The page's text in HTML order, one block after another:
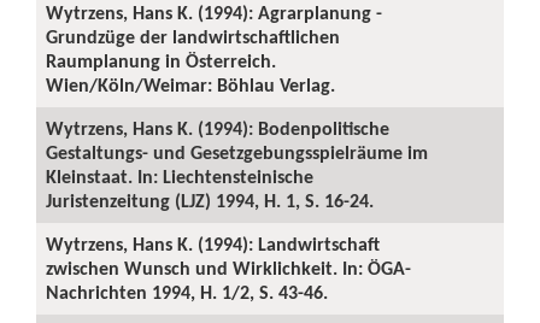
Wytrzens, Hans K. (1994): Agrarplanung -
Grundzüge der landwirtschaftlichen
Raumplanung in Österreich.
Wien/Köln/Weimar: Böhlau Verlag.
Wytrzens, Hans K. (1994): Bodenpolitische
Gestaltungs- und Gesetzgebungsspielräume im
Kleinstaat. In: Liechtensteinische
Juristenzeitung (LJZ) 1994, H. 1, S. 16-24.
Wytrzens, Hans K. (1994): Landwirtschaft
zwischen Wunsch und Wirklichkeit. In: ÖGA-
Nachrichten 1994, H. 1/2, S. 43-46.